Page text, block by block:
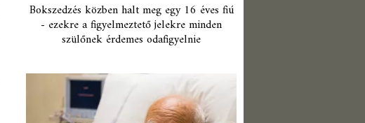
Bokszedzés közben halt meg egy 16 éves fiú
- ezekre a figyelmeztető jelekre minden
szülőnek érdemes odafigyelnie